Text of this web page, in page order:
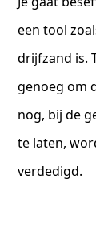
een tool
drijfzand is.
genoeg om
nog, bij de
te laten,
verdedigd.